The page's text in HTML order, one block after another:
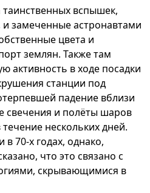
вспышек,
замеченные астронавтами
цвета и
землян. Также там
активность в ходе посадки
станции под
падение вблизи
свечения и полёты шаров
нескольких дней.
70-х годах, однако,
что это связано с
скрывающимися в